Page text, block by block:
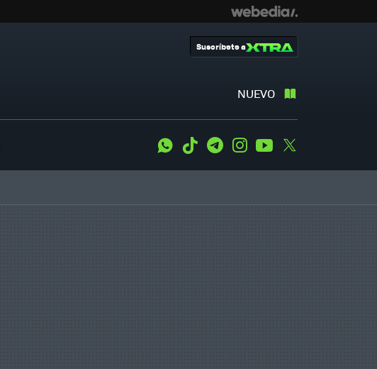
NUEVO
Suscríbete a
WhatsApp
Tiktok TelegramInstagramYoutube